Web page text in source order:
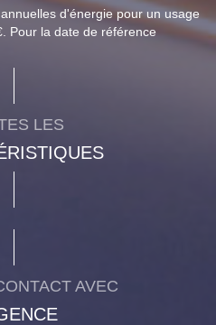
d'énergie pour un usage
Pour la date de référence
LES
AVEC